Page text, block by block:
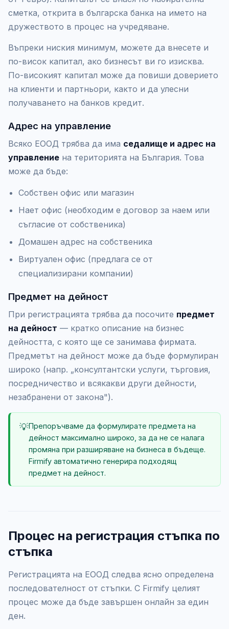
сметка, открита в българска банка на името на
дружеството в процес на учредяване.
Въпреки ниския минимум, можете да внесете и
по-висок капитал, ако бизнесът ви го изисква.
По-високият капитал може да повиши доверието
на клиенти и партньори, както и да улесни
получаването на банков кредит.
Адрес на управление
Всяко ЕООД трябва да има седалище и адрес на
управление на територията на България. Това
може да бъде:
Собствен офис или магазин
Нает офис (необходим е договор за наем или
съгласие от собственика)
Домашен адрес на собственика
Виртуален офис (предлага се от
специализирани компании)
Предмет на дейност
При регистрацията трябва да посочите предмет
на дейност — кратко описание на бизнес
дейността, с която ще се занимава фирмата.
Предметът на дейност може да бъде формулиран
широко (напр. „консултантски услуги, търговия,
посредничество и всякакви други дейности,
незабранени от закона").
💡Препоръчваме да формулирате предмета на
дейност максимално широко, за да не се налага
промяна при разширяване на бизнеса в бъдеще.
Firmify автоматично генерира подходящ
предмет на дейност.
Процес на регистрация стъпка по
стъпка
Регистрацията на ЕООД следва ясно определена
последователност от стъпки. С Firmify целият
процес може да бъде завършен онлайн за един
ден.